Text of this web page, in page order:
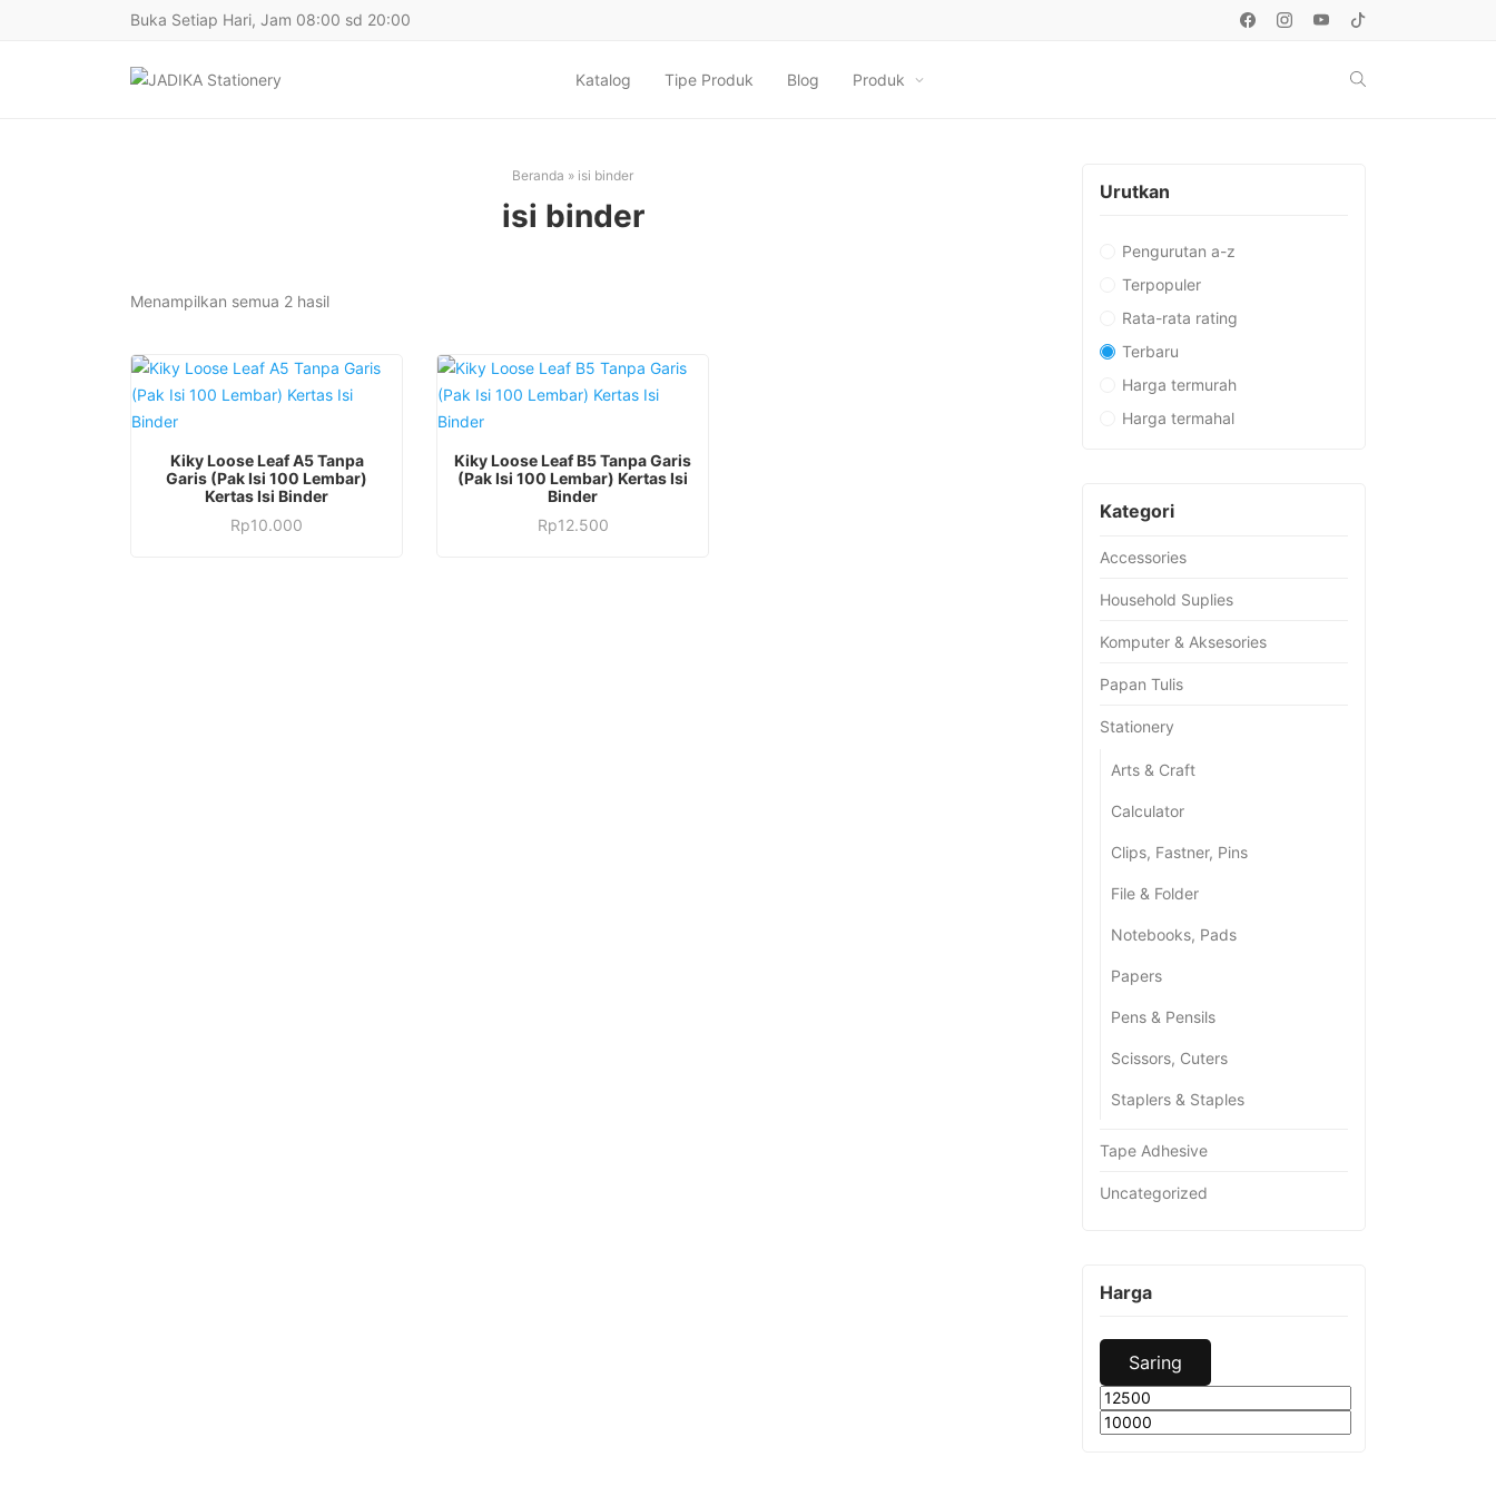
Buka Setiap Hari, Jam 08:00 sd 20:00
Katalog Tipe Produk Blog Produk
Beranda » isi binder
isi binder
Menampilkan semua 2 hasilDiurutkan
terbaru
Kiky Loose Leaf A5 Tanpa
Garis (Pak Isi 100 Lembar)
Kertas Isi Binder
Rp10.000
Kiky Loose Leaf B5 Tanpa Garis
(Pak Isi 100 Lembar) Kertas Isi
Binder
Rp12.500
Urutkan
Pengurutan a-z
Terpopuler
Rata-rata rating
Terbaru
Harga termurah
Harga termahal
Kategori
Accessories
Household Suplies
Komputer & Aksesories
Papan Tulis
Stationery
Arts & Craft
Calculator
Clips, Fastner, Pins
File & Folder
Notebooks, Pads
Papers
Pens & Pensils
Scissors, Cuters
Staplers & Staples
Tape Adhesive
Uncategorized
Harga
Saring